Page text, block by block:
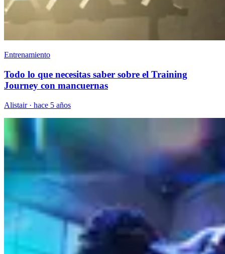
Entrenamiento
Todo lo que necesitas saber sobre el Training
Journey con mancuernas
Alistair · hace 5 años